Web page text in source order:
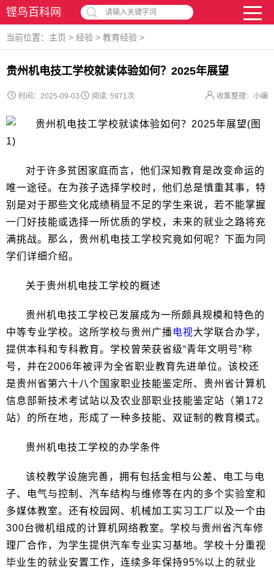
铿鸟百科网 请输入关键字词
当前位置： 主页 > 经验 > 教育经验 >
贵州机电技工学校就读体验如何？2025年展望
时间：2025-09-03 收集整理：小编
阅读: 5971次
对于许多贫困家庭而言，他们深知教育是改变命运的
唯一途径。在为孩子选择学校时，他们总是慎重其事，特
别是对于那些文化成绩稍显不足的学生来说，若不能掌握
一门好技能或选择一所优质的学校，未来的就业之路将充
满挑战。那么，贵州机电技工学校究竟如何呢？下面为同
学们详细介绍。
关于贵州机电技工学校的概述
贵州机电技工学校已发展成为一所颇具规模和特色的
中等专业学校。这所学校与贵州广播电视大学联合办学，
提供本科和专科教育。学校曾荣获省级“青年文明号”称
号，并在2006年被评为全省职业教育先进单位。该校还
是贵州省第六十八个国家职业技能鉴定所、贵州省计算机
信息部新技术考试站以及农业部职业技能鉴定站（第172
站）的所在地，形成了一种多技能、双证制的教育模式。
贵州机电技工学校的办学条件
该校教学设施完善，拥有包括金相与公差、电工与电
子、电气与控制、汽车结构与维修等在内的多个实验室和
多媒体教室。还有校园网、机械加工实习工厂以及一个由
300台微机组成的计算机网络教室。学校与贵州省汽车修
理厂合作，为学生提供汽车专业实习基地。学校十分重视
毕业生的就业安置工作，连续多年保持95%以上的就业